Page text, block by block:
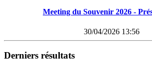
Meeting du Souvenir 2026 -
30/04/2026 13:56
Derniers résultats